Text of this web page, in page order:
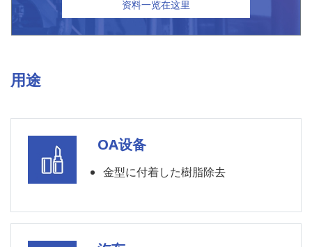
资料一览在这里
用途
OA设备
金型に付着した樹脂除去